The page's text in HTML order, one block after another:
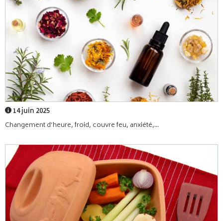
14 juin 2025
Changement d’heure, froid, couvre feu, anxiété,...